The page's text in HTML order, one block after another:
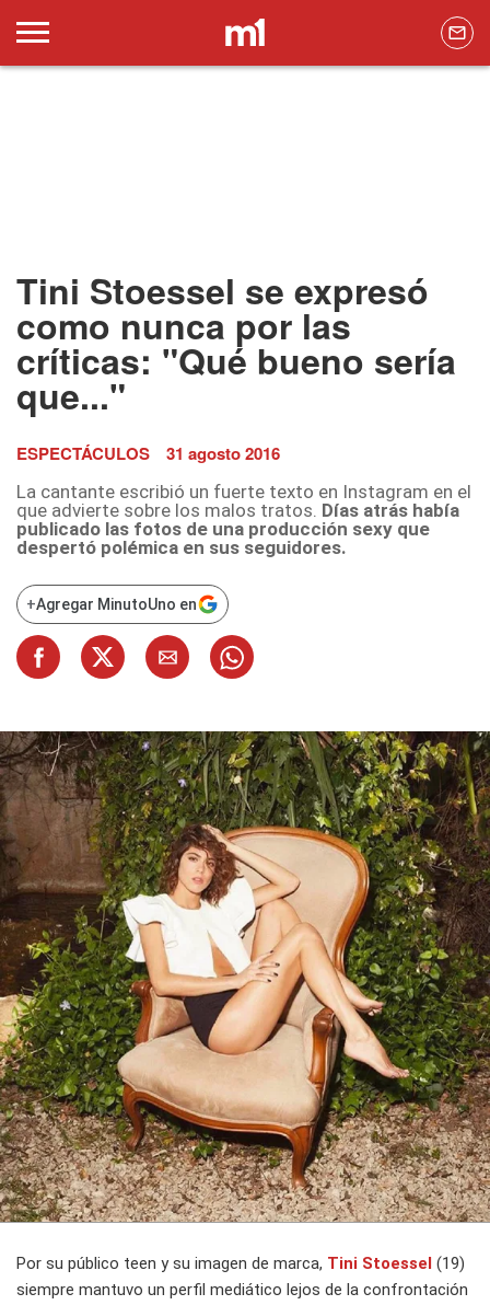
Tini Stoessel se expresó
como nunca por las
críticas: "Qué bueno sería
que..."
ESPECTÁCULOS 31 agosto 2016
La cantante escribió un fuerte texto en Instagram en el
que advierte sobre los malos tratos. Días atrás había
publicado las fotos de una producción sexy que
despertó polémica en sus seguidores.
+Agregar MinutoUno en
Por su público teen y su imagen de marca, Tini Stoessel (19)
siempre mantuvo un perfil mediático lejos de la confrontación